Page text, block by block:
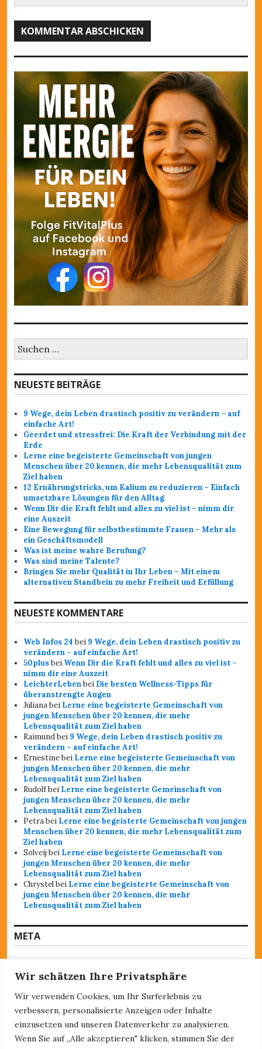
Wir schätzen Ihre Privatsphäre
Wir verwenden Cookies, um Ihr Surferlebnis zu
verbessern, personalisierte Anzeigen oder Inhalte
einzusetzen und unseren Datenverkehr zu analysieren.
Wenn Sie auf „Alle akzeptieren" klicken, stimmen Sie der
h
e
n
c
:
NEUESTE BEITRÄGE
9 Wege, dein Leben drastisch positiv zu verändern – auf
einfache Art!
Geerdet und stressfrei: Die Kraft der Verbindung mit der
Erde
Lerne eine begeisterte Gemeinschaft von jungen
Menschen über 20 kennen, die mehr Lebensqualität zum
Ziel haben
12 Ernährungstricks, um Kalium zu reduzieren – Einfach
umsetzbare Lösungen für den Alltag
Wenn Dir die Kraft fehlt und alles zu viel ist – nimm dir
eine Auszeit
Eine Bewegung für selbstbestimmte Frauen – Mehr als
ein Geschäftsmodell
Was ist meine wahre Berufung?
Was sind meine Talente?
Bringen Sie mehr Qualität in Ihr Leben – Mit einem
alternativen Standbein zu mehr Freiheit und Erfüllung
NEUESTE KOMMENTARE
Web Infos 24 bei 9 Wege, dein Leben drastisch positiv zu
verändern – auf einfache Art!
50plusbei Wenn Dir die Kraft fehlt und alles zu viel ist –
nimm dir eine Auszeit
LeichterLebenbei Die besten Wellness-Tipps für
überanstrengte Augen
Julianabei Lerne eine begeisterte Gemeinschaft von
jungen Menschen über 20 kennen, die mehr
Lebensqualität zum Ziel haben
Raimundbei 9 Wege, dein Leben drastisch positiv zu
verändern – auf einfache Art!
Ernestinebei Lerne eine begeisterte Gemeinschaft von
jungen Menschen über 20 kennen, die mehr
Lebensqualität zum Ziel haben
Rudolfbei Lerne eine begeisterte Gemeinschaft von
jungen Menschen über 20 kennen, die mehr
Lebensqualität zum Ziel haben
Petrabei Lerne eine begeisterte Gemeinschaft von jungen
Menschen über 20 kennen, die mehr Lebensqualität zum
Ziel haben
Solveij bei Lerne eine begeisterte Gemeinschaft von
jungen Menschen über 20 kennen, die mehr
Lebensqualität zum Ziel haben
Chrystelbei Lerne eine begeisterte Gemeinschaft von
jungen Menschen über 20 kennen, die mehr
Lebensqualität zum Ziel haben
META
Feed der Einträge
WordPress.org
SEITEN